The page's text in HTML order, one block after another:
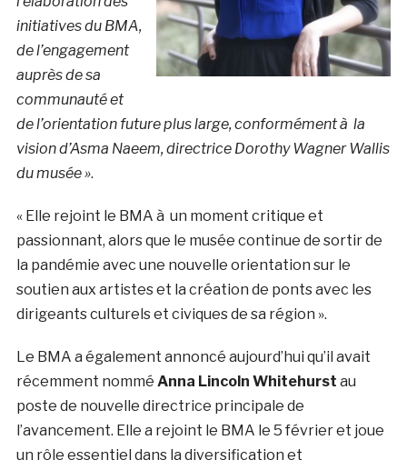
initiatives du BMA,
de l’engagement
auprès de sa
communauté et
de l’orientation future plus large, conformément à la
vision d’Asma Naeem, directrice Dorothy Wagner Wallis
du musée ».
« Elle rejoint le BMA à un moment critique et
passionnant, alors que le musée continue de sortir de
la pandémie avec une nouvelle orientation sur le
soutien aux artistes et la création de ponts avec les
dirigeants culturels et civiques de sa région ».
Le BMA a également annoncé aujourd’hui qu’il avait
récemment nommé Anna Lincoln Whitehurst au
poste de nouvelle directrice principale de
l’avancement. Elle a rejoint le BMA le 5 février et joue
un rôle essentiel dans la diversification et